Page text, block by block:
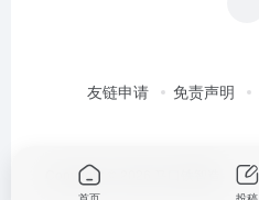
友链申请 免责声明
Copyright © 2026